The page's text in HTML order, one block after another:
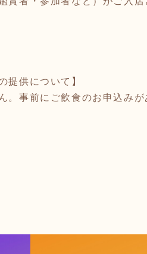
提供について】
。事前にご飲食のお申込み